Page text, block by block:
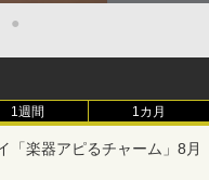
●
1週間 1カ月
「楽器アピるチャーム」8月